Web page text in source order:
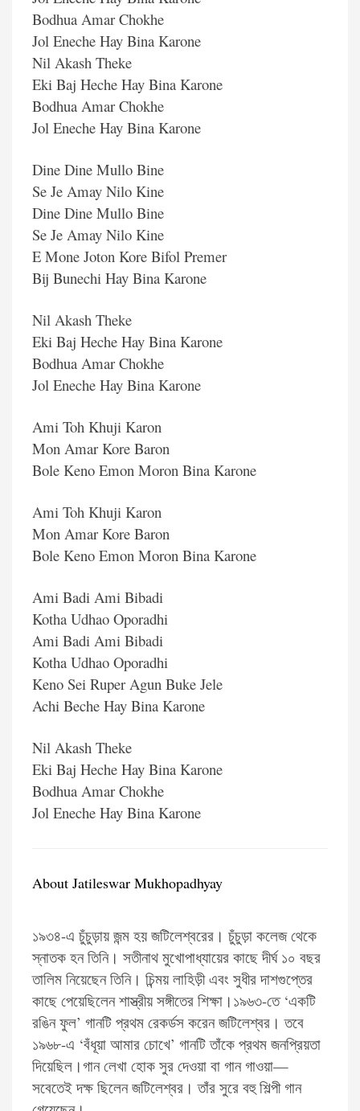
Bodhua Amar Chokhe
Jol Eneche Hay Bina Karone
Nil Akash Theke
Eki Baj Heche Hay Bina Karone
Bodhua Amar Chokhe
Jol Eneche Hay Bina Karone
Dine Dine Mullo Bine
Se Je Amay Nilo Kine
Dine Dine Mullo Bine
Se Je Amay Nilo Kine
E Mone Joton Kore Bifol Premer
Bij Bunechi Hay Bina Karone
Nil Akash Theke
Eki Baj Heche Hay Bina Karone
Bodhua Amar Chokhe
Jol Eneche Hay Bina Karone
Ami Toh Khuji Karon
Mon Amar Kore Baron
Bole Keno Emon Moron Bina Karone
Ami Toh Khuji Karon
Mon Amar Kore Baron
Bole Keno Emon Moron Bina Karone
Ami Badi Ami Bibadi
Kotha Udhao Oporadhi
Ami Badi Ami Bibadi
Kotha Udhao Oporadhi
Keno Sei Ruper Agun Buke Jele
Achi Beche Hay Bina Karone
Nil Akash Theke
Eki Baj Heche Hay Bina Karone
Bodhua Amar Chokhe
Jol Eneche Hay Bina Karone
About Jatileswar Mukhopadhyay
১৯৩৪-এ চুঁচুড়ায় জন্ম হয় জটিলেশ্বরের। চুঁচুড়া কলেজ থেকে
স্নাতক হন তিনি। সতীনাথ মুখোপাধ্যায়ের কাছে দীর্ঘ ১০ বছর
তালিম নিয়েছেন তিনি। চিন্ময় লাহিড়ী এবং সুধীর দাশগুপ্তের
কাছে পেয়েছিলেন শাস্ত্রীয় সঙ্গীতের শিক্ষা।১৯৬৩-তে ‘একটি
রঙিন ফুল’ গানটি প্রথম রেকর্ডস করেন জটিলেশ্বর। তবে
১৯৬৮-এ ‘বঁধূয়া আমার চোখে’ গানটি তাঁকে প্রথম জনপ্রিয়তা
দিয়েছিল।গান লেখা হোক সুর দেওয়া বা গান গাওয়া—
সবেতেই দক্ষ ছিলেন জটিলেশ্বর। তাঁর সুরে বহু শিল্পী গান